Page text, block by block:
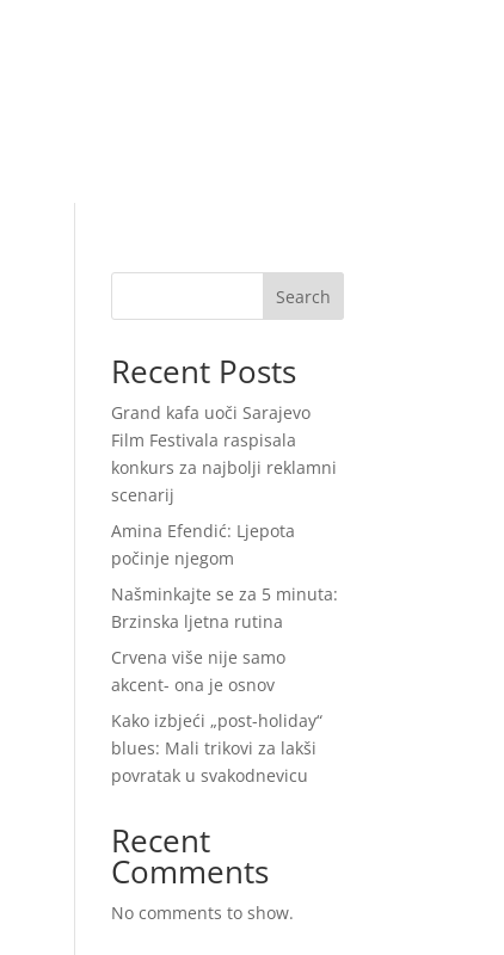
Search
Recent Posts
Grand kafa uoči Sarajevo
Film Festivala raspisala
konkurs za najbolji reklamni
scenarij
Amina Efendić: Ljepota
počinje njegom
Našminkajte se za 5 minuta:
Brzinska ljetna rutina
Crvena više nije samo
akcent- ona je osnov
Kako izbjeći „post-holiday“
blues: Mali trikovi za lakši
povratak u svakodnevicu
Recent
Comments
No comments to show.